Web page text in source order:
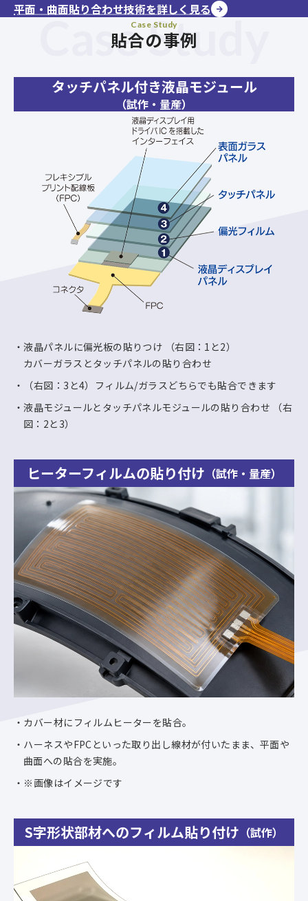
平面・曲面貼り合わせ技術を詳しく見る
Case Study
Case Study
貼合の事例
タッチパネル付き液晶モジュール
（試作・量産）
液晶パネルに偏光板の貼りつけ （右図：1と2）
カバーガラスとタッチパネルの貼り合わせ
（右図：3と4）フィルム/ガラスどちらでも貼合できます
液晶モジュールとタッチパネルモジュールの貼り合わせ （右
図：2と3）
ヒーターフィルムの貼り付け （試作・量産）
カバー材にフィルムヒーターを貼合。
ハーネスやFPCといった取り出し線材が付いたまま、平面や
曲面への貼合を実施。
※画像はイメージです
S字形状部材へのフィルム貼り付け （試作）